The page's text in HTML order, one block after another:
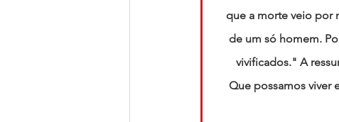
que a morte veio por
de um só homem.
vivificados." A
Que possamos viver